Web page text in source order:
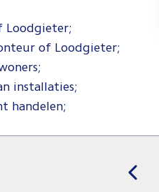
Loodgieter;
of Loodgieter;
installaties;
handelen;